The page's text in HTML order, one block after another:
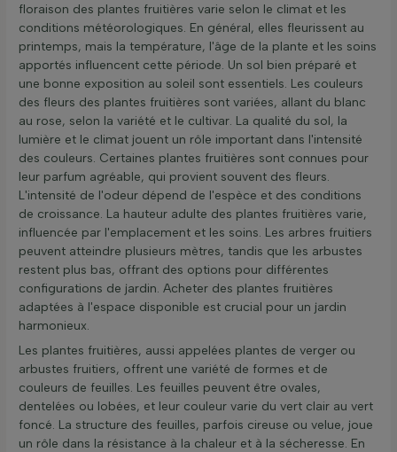
floraison des plantes fruitières varie selon le climat et les
conditions météorologiques. En général, elles fleurissent au
printemps, mais la température, l'âge de la plante et les soins
apportés influencent cette période. Un sol bien préparé et
une bonne exposition au soleil sont essentiels. Les couleurs
des fleurs des plantes fruitières sont variées, allant du blanc
au rose, selon la variété et le cultivar. La qualité du sol, la
lumière et le climat jouent un rôle important dans l'intensité
des couleurs. Certaines plantes fruitières sont connues pour
leur parfum agréable, qui provient souvent des fleurs.
L'intensité de l'odeur dépend de l'espèce et des conditions
de croissance. La hauteur adulte des plantes fruitières varie,
influencée par l'emplacement et les soins. Les arbres fruitiers
peuvent atteindre plusieurs mètres, tandis que les arbustes
restent plus bas, offrant des options pour différentes
configurations de jardin. Acheter des plantes fruitières
adaptées à l'espace disponible est crucial pour un jardin
harmonieux.
Les plantes fruitières, aussi appelées plantes de verger ou
arbustes fruitiers, offrent une variété de formes et de
couleurs de feuilles. Les feuilles peuvent être ovales,
dentelées ou lobées, et leur couleur varie du vert clair au vert
foncé. La structure des feuilles, parfois cireuse ou velue, joue
un rôle dans la résistance à la chaleur et à la sécheresse. En